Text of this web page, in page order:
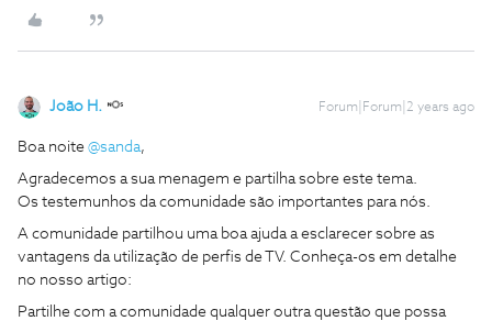
João H. Forum|Forum|2 years ago
Boa noite @sanda,
Agradecemos a sua menagem e partilha sobre este tema.
Os testemunhos da comunidade são importantes para nós.
A comunidade partilhou uma boa ajuda a esclarecer sobre as
vantagens da utilização de perfis de TV. Conheça-os em detalhe
no nosso artigo:
Partilhe com a comunidade qualquer outra questão que possa